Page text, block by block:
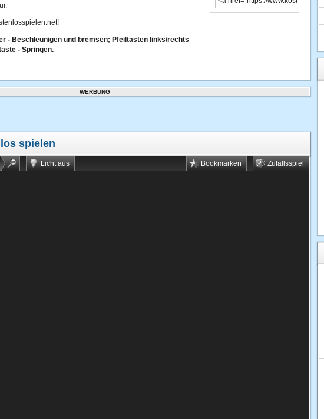
- Beschleunigen und bremsen; Pfeiltasten links/rechts
- Springen.
WERBUNG
spielen
Licht aus Zufallsspiel
Bookmarken